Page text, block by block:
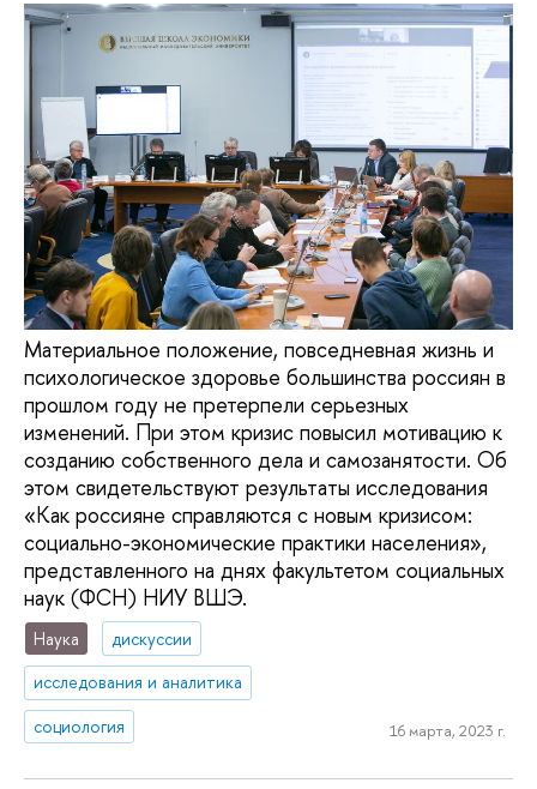
Материальное положение, повседневная жизнь и
психологическое здоровье большинства россиян в
прошлом году не претерпели серьезных
изменений. При этом кризис повысил мотивацию к
созданию собственного дела и самозанятости. Об
этом свидетельствуют результаты исследования
«Как россияне справляются с новым кризисом:
социально-экономические практики населения»,
представленного на днях факультетом социальных
наук (ФСН) НИУ ВШЭ.
Наука
дискуссии
исследования и аналитика
социология
16 марта, 2023 г.